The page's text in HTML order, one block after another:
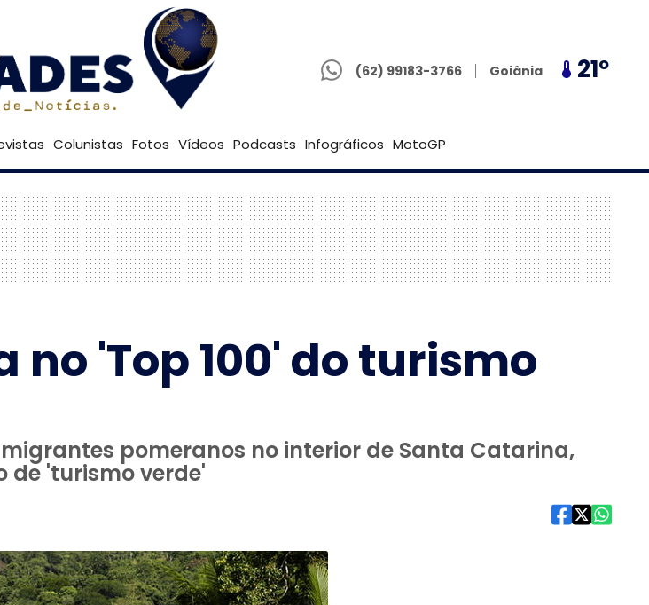
(62) 99183-3766
Goiânia 21º Brasília Goiânia 21º Brasília 18º
Colunistas Fotos Vídeos Podcasts Infográficos MotoGP
no 'Top 100' do turismo
pomeranos no interior de Santa Catarina,
de 'turismo verde'